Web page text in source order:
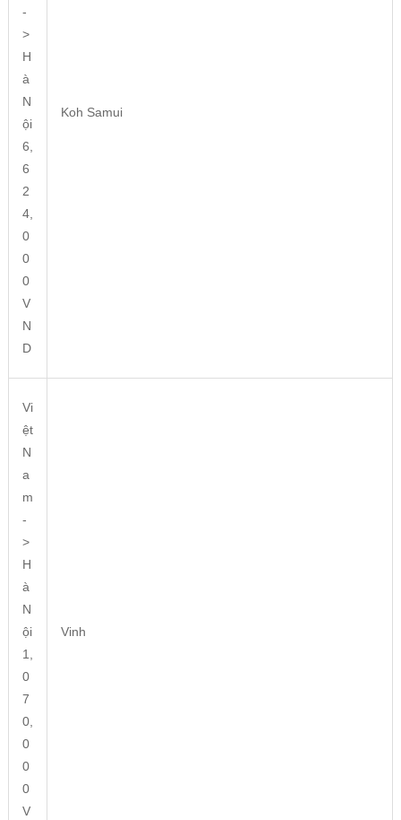
-
>
H
à
N
ội
6,
6
2
4,
0
0
0
V
N
D
Koh Samui
Vi
ệt
N
a
m
-
>
H
à
N
ội
1,
0
7
0,
0
0
0
V
Vinh